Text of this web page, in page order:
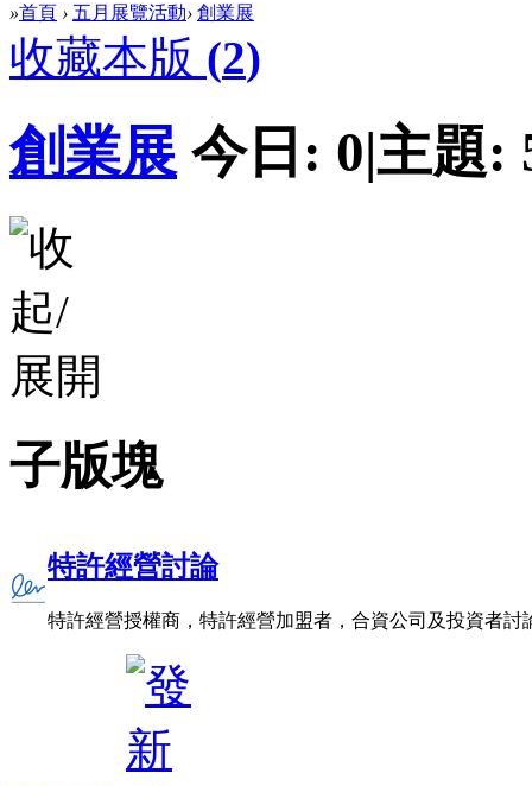
»首頁 › 五月展覽活動› 創業展
收藏本版 (2)
創業展 今日: 0|主題:
子版塊
特許經營討論
特許經營授權商，特許經營加盟者，合資公司及投資者討